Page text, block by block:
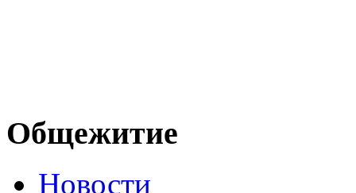
Общежитие
Новости